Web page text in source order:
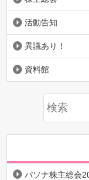
活動告知
異議あり！
資料館
パソナ株主総会